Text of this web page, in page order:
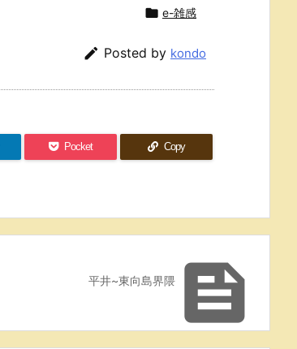
 e-雑感
 Posted by kondo
Pocket Copy

平井~東向島界隈